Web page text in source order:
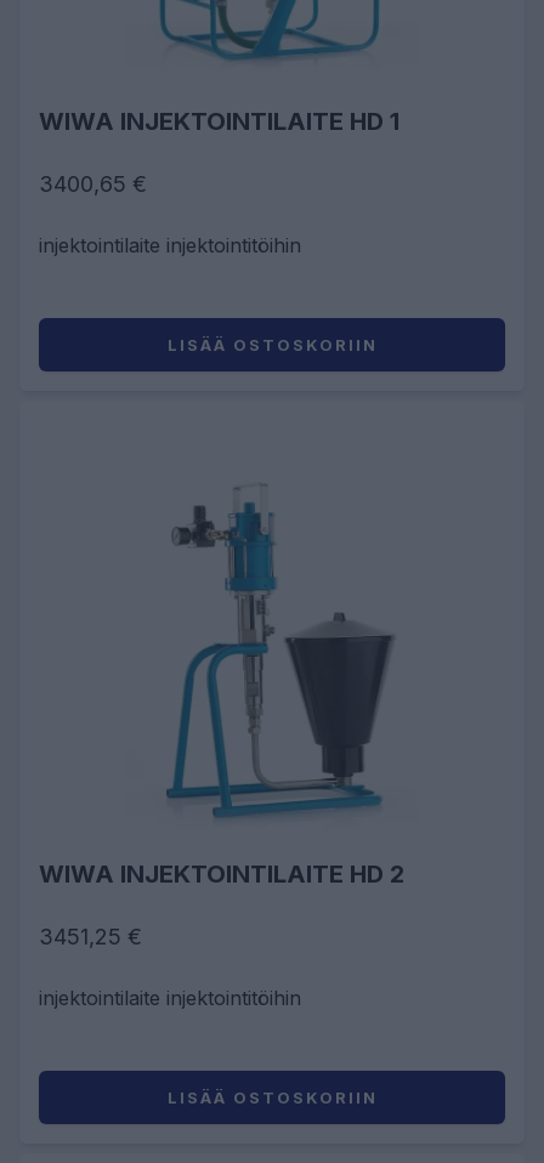
WIWA INJEKTOINTILAITE HD 1
3400,65 €
injektointilaite injektointitöihin
LISÄÄ OSTOSKORIIN
WIWA INJEKTOINTILAITE HD 2
3451,25 €
injektointilaite injektointitöihin
LISÄÄ OSTOSKORIIN